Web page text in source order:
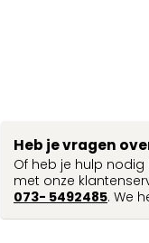
Heb je vragen
Of heb je hulp
met onze
073- 5492485. We